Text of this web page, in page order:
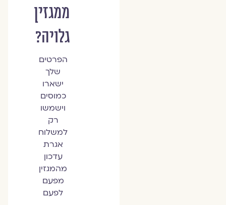
ממגזין
גלויה?
הפרטים
שלך
ישארו
כמוסים
וישמשו
רק
למשלוח
אגרת
עדכון
מהמגזין
מפעם
לפעם